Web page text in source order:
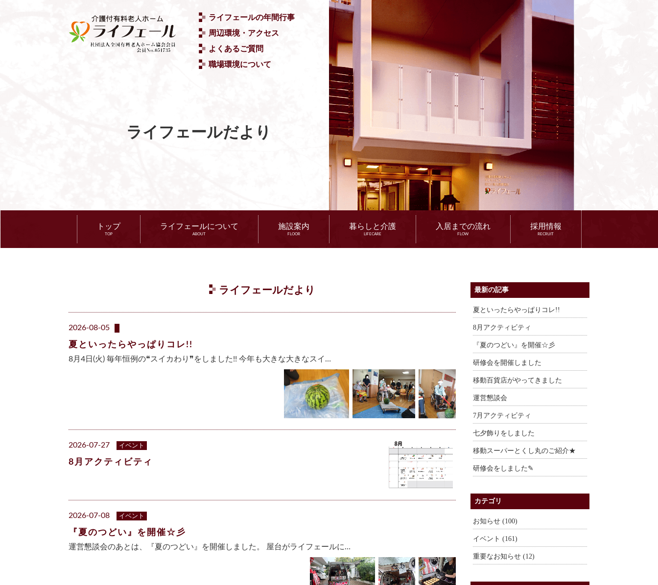
ライフェールの年間行事
周辺環境・アクセス
よくあるご質問
職場環境について
ライフェールだより
トップ
TOP
ライフェールについて
ABOUT
施設案内
FLOOR
暮らしと介護
LIFECARE
入居までの流れ
FLOW
採用情報
RECRUIT
ライフェールだより
2026-08-05
夏といったらやっぱりコレ!!
8月4日(火) 毎年恒例の❝スイカわり❞をしました!! 今年も大きな大きなスイ…
2026-07-27 イベント
8月アクティビティ
2026-07-08 イベント
『夏のつどい』を開催☆彡
運営懇談会のあとは、『夏のつどい』を開催しました。 屋台がライフェールに…
最新の記事
夏といったらやっぱりコレ!!
8月アクティビティ
『夏のつどい』を開催☆彡
研修会を開催しました
移動百貨店がやってきました
運営懇談会
7月アクティビティ
七夕飾りをしました
移動スーパーとくし丸のご紹介★
研修会をしました✎
カテゴリ
お知らせ (100)
イベント (161)
重要なお知らせ (12)